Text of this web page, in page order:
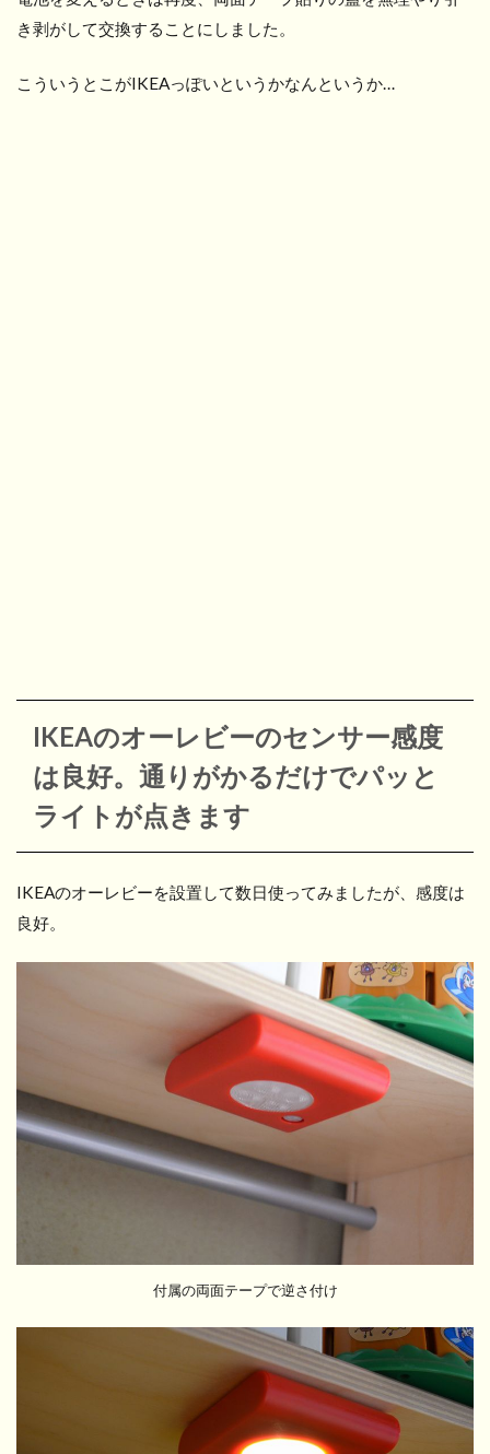
き剥がして交換することにしました。
こういうとこがIKEAっぽいというかなんというか…
IKEAのオーレビーのセンサー感度
は良好。通りがかるだけでパッと
ライトが点きます
IKEAのオーレビーを設置して数日使ってみましたが、感度は
良好。
付属の両面テープで逆さ付け